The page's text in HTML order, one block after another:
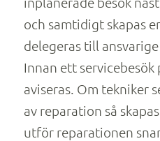
och samtidigt skapas
delegeras till
Innan ett
aviseras. Om tekniker
av reparation så
utför reparationen